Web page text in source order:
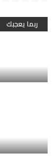
ربما يعجبك